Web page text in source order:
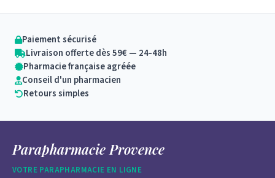
Paiement sécurisé
Livraison offerte dès 59€ — 24-48h
Pharmacie française agréée
Conseil d'un pharmacien
Retours simples
Parapharmacie Provence
VOTRE PARAPHARMACIE EN LIGNE